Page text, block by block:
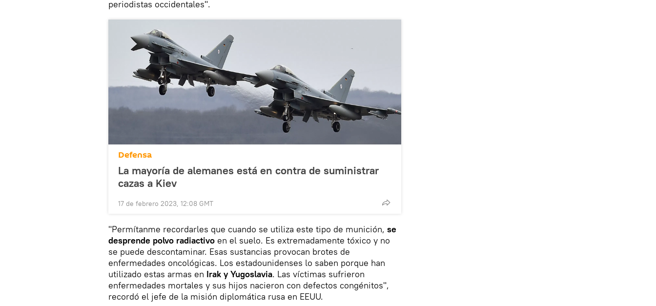
periodistas occidentales".
Defensa
La mayoría de alemanes está en contra de suministrar
cazas a Kiev
17 de febrero 2023, 12:08 GMT
"Permítanme recordarles que cuando se utiliza este tipo de munición, se
desprende polvo radiactivo en el suelo. Es extremadamente tóxico y no
se puede descontaminar. Esas sustancias provocan brotes de
enfermedades oncológicas. Los estadounidenses lo saben porque han
utilizado estas armas en Irak y Yugoslavia. Las víctimas sufrieron
enfermedades mortales y sus hijos nacieron con defectos congénitos",
recordó el jefe de la misión diplomática rusa en EEUU.